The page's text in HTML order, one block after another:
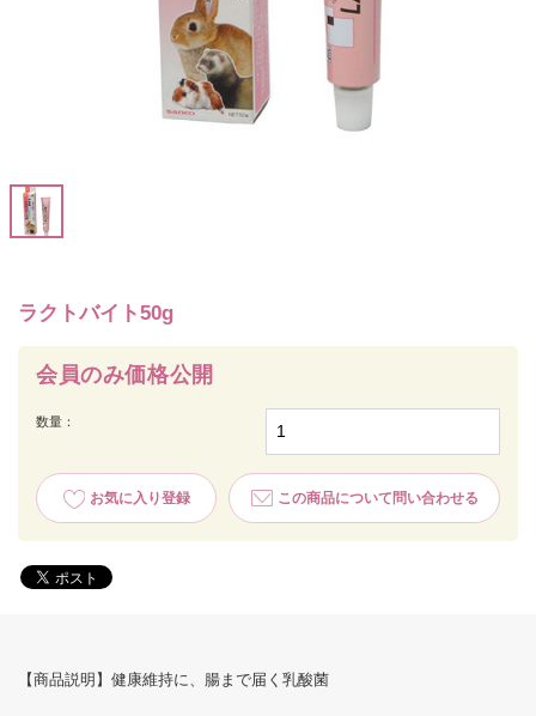
ラクトバイト50g
会員のみ価格公開
数量：
お気に入り登録 この商品について問い合わせる
【商品説明】健康維持に、腸まで届く乳酸菌